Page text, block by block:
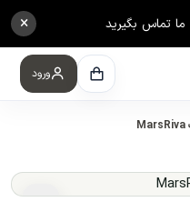
ما تماس بگیرید ×
ورود